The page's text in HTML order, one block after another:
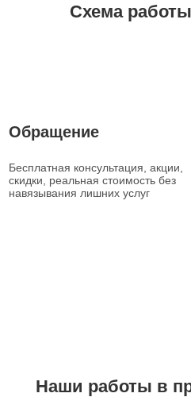
Схема
Обращение
Бесплатная консультация, акции,
скидки, реальная стоимость без
навязывания лишних услуг
Наши работы в